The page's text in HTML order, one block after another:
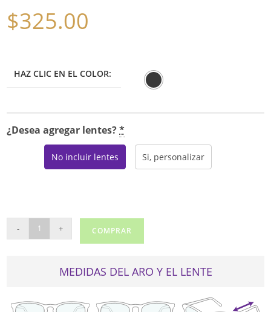
$325.00
HAZ CLIC EN EL COLOR:
¿Desea agregar lentes?*
No incluir lentes Si, personalizar
8060
- + COMPRAR
MEDIDAS DEL ARO Y EL LENTE